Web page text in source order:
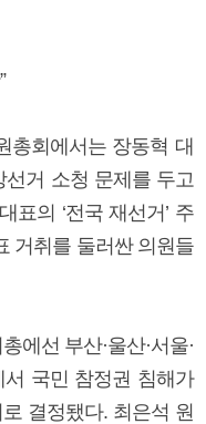
총회에서는 장동혁 대
선거 소청 문제를 두고
표의 ‘전국 재선거’ 주
거취를 둘러싼 의원들
에선 부산·울산·서울·
서 국민 참정권 침해가
결정됐다. 최은석 원